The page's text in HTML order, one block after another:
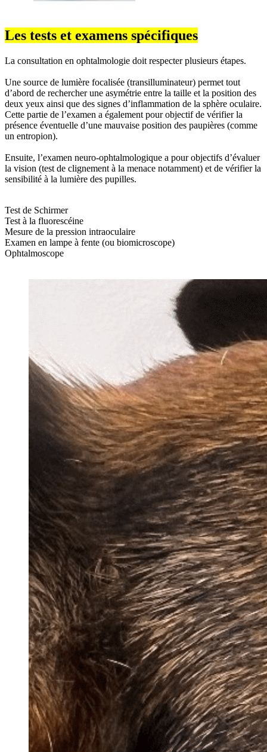
Les tests et examens spécifiques
La consultation en ophtalmologie doit respecter plusieurs étapes.
Une source de lumière focalisée (transilluminateur) permet tout
d’abord de rechercher une asymétrie entre la taille et la position des
deux yeux ainsi que des signes d’inflammation de la sphère oculaire.
Cette partie de l’examen a également pour objectif de vérifier la
présence éventuelle d’une mauvaise position des paupières (comme
un entropion).
Ensuite, l’examen neuro-ophtalmologique a pour objectifs d’évaluer
la vision (test de clignement à la menace notamment) et de vérifier la
sensibilité à la lumière des pupilles.
Test de Schirmer
Test à la fluorescéine
Mesure de la pression intraoculaire
Examen en lampe à fente (ou biomicroscope)
Ophtalmoscope